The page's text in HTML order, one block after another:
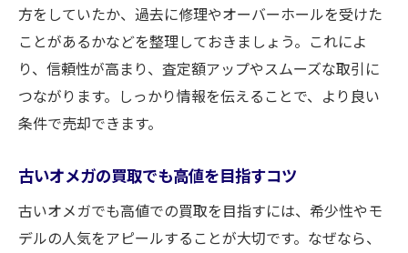
方をしていたか、過去に修理やオーバーホールを受けた
ことがあるかなどを整理しておきましょう。これによ
り、信頼性が高まり、査定額アップやスムーズな取引に
つながります。しっかり情報を伝えることで、より良い
条件で売却できます。
古いオメガの買取でも高値を目指すコツ
古いオメガでも高値での買取を目指すには、希少性やモ
デルの人気をアピールすることが大切です。なぜなら、